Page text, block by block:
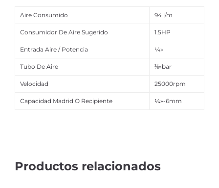
Aire Consumido 94 l/m
Consumidor De Aire Sugerido 1.5HP
Entrada Aire / Potencia ¼»
Tubo De Aire ⅜»bar
Velocidad 25000rpm
Capacidad Madrid O Recipiente ¼»-6mm